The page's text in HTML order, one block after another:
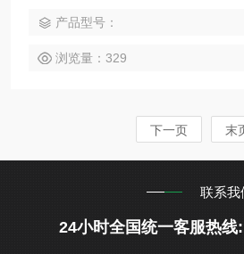
产品型号：
浏览量：329
下一页 末
联系我
24小时全国统一客服热线